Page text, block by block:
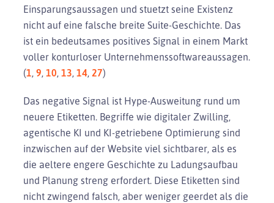
Einsparungsaussagen und stuetzt seine Existenz
nicht auf eine falsche breite Suite-Geschichte. Das
ist ein bedeutsames positives Signal in einem Markt
voller konturloser Unternehmenssoftwareaussagen.
(1, 9, 10, 13, 14, 27)
Das negative Signal ist Hype-Ausweitung rund um
neuere Etiketten. Begriffe wie digitaler Zwilling,
agentische KI und KI-getriebene Optimierung sind
inzwischen auf der Website viel sichtbarer, als es
die aeltere engere Geschichte zu Ladungsaufbau
und Planung streng erfordert. Diese Etiketten sind
nicht zwingend falsch, aber weniger geerdet als die